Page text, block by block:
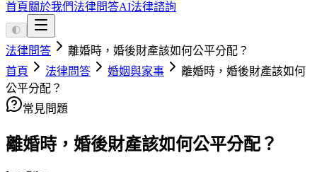
首頁 關於我們法律問答AI法律諮詢
🌓
法律問答
離婚時，婚後財產該如何公平分配？
首頁
法律問答 婚姻與家事
離婚時，婚後財產該如何
公平分配？
常見問題
離婚時，婚後財產該如何公平分配？